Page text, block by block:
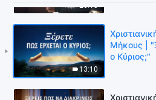
26:13
13:10
Μήκους |
ο Κύριος;"